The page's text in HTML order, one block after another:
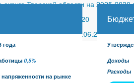
Тверской области на 2025-2030
30.11.2020
от 26.06.2026 №27-30.06.2026
года
0,5%
на рынке
Доходы
Расходы